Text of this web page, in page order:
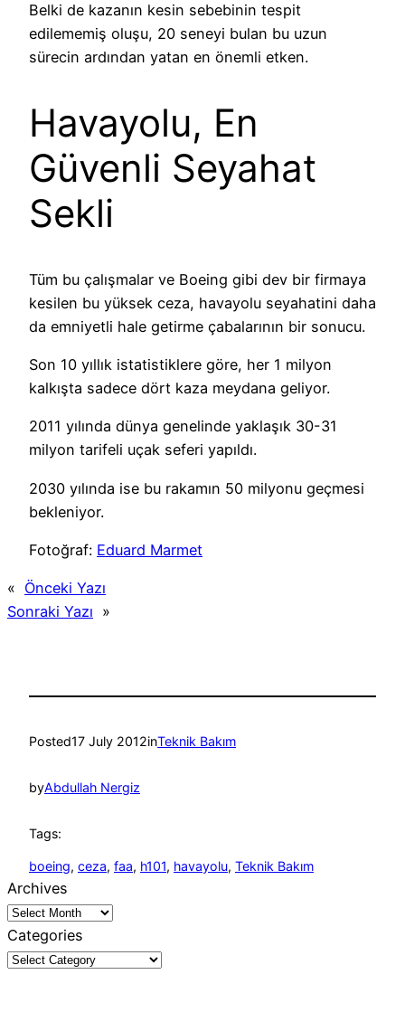
Belki de kazanın kesin sebebinin tespit
edilememiş oluşu, 20 seneyi bulan bu uzun
sürecin ardından yatan en önemli etken.
Havayolu, En
Güvenli Seyahat
Sekli
Tüm bu çalışmalar ve Boeing gibi dev bir firmaya
kesilen bu yüksek ceza, havayolu seyahatini daha
da emniyetli hale getirme çabalarının bir sonucu.
Son 10 yıllık istatistiklere göre, her 1 milyon
kalkışta sadece dört kaza meydana geliyor.
2011 yılında dünya genelinde yaklaşık 30-31
milyon tarifeli uçak seferi yapıldı.
2030 yılında ise bu rakamın 50 milyonu geçmesi
bekleniyor.
Fotoğraf: Eduard Marmet
« Önceki Yazı
Sonraki Yazı »
Posted17 July 2012inTeknik Bakım
byAbdullah Nergiz
Tags:
boeing, ceza, faa, h101, havayolu, Teknik Bakım
Archives
Categories